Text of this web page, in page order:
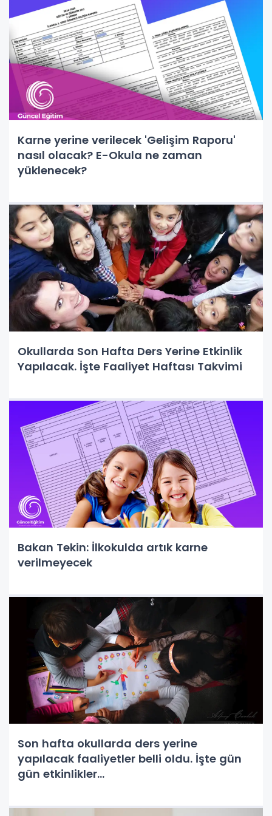
Karne yerine verilecek 'Gelişim Raporu'
nasıl olacak? E-Okula ne zaman
yüklenecek?
Okullarda Son Hafta Ders Yerine Etkinlik
Yapılacak. İşte Faaliyet Haftası Takvimi
Bakan Tekin: İlkokulda artık karne
verilmeyecek
Son hafta okullarda ders yerine
yapılacak faaliyetler belli oldu. İşte gün
gün etkinlikler...